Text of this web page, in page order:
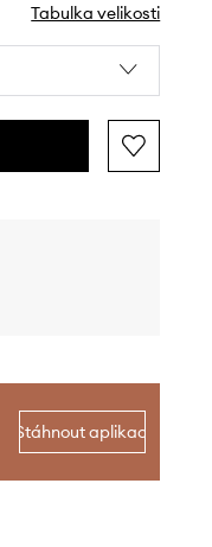
Tabulka velikosti
Stáhnout aplikaci